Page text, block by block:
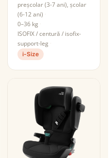
preșcolar (3-7 ani), școlar
(6-12 ani)
0–36 kg
ISOFIX / centură / isofix-
support-leg
i-Size